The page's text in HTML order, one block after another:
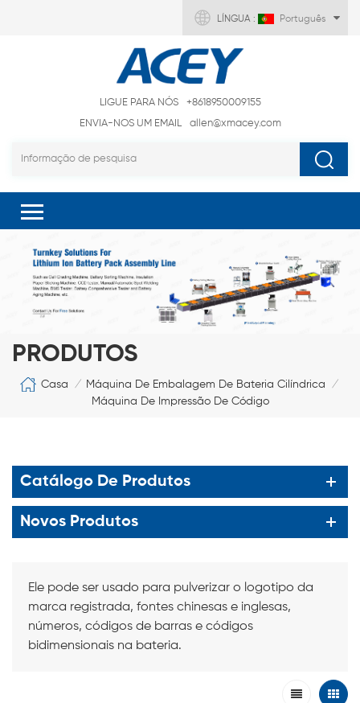
LÍNGUA : Português
LIGUE PARA NÓS
+8618950009155
ENVIA-NOS UM EMAIL
allen@xmacey.com
PRODUTOS
Casa / Máquina De Embalagem De Bateria Cilíndrica /
Máquina De Impressão De Código
Catálogo De Produtos
Novos Produtos
Ele pode ser usado para pulverizar o logotipo da
marca registrada, fontes chinesas e inglesas,
números, códigos de barras e códigos
bidimensionais na bateria.